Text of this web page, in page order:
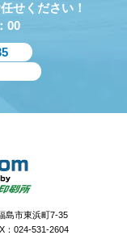
せください！
00
島市東浜町7-35
024-531-2604